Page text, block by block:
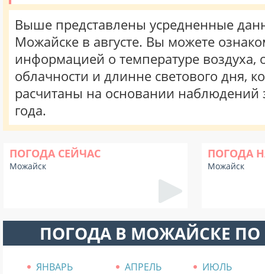
Выше представлены усредненные
Можайске в августе. Вы можете
информацией о температуре воздуха,
облачности и длинне светового дня,
расчитаны на основании наблюдений
года.
ПОГОДА СЕЙЧАС
Можайск
ПОГОДА
Можайск
ПОГОДА В МОЖАЙСКЕ
ЯНВАРЬ АПРЕЛЬ
ИЮЛЬ